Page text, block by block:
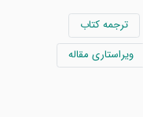
ترجمه کتاب
ویراستاری مقاله